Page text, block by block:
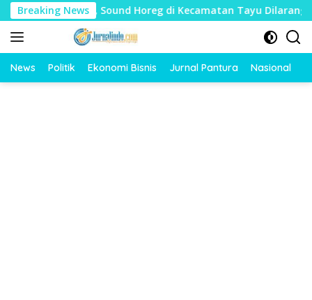
Langsung
ke
konten
Breaking News
Sound Horeg di Kecamatan Tayu Dilarang Dua
News Politik Ekonomi Bisnis Jurnal Pantura Nasional